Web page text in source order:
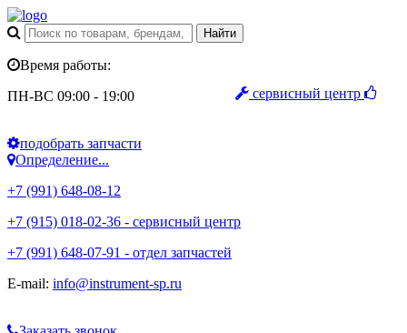
сервисный центр
Время работы:
ПН-ВС 09:00 - 19:00
подобрать запчасти
Определение...
+7 (991) 648-08-12
+7 (915) 018-02-36 - сервисный центр
+7 (991) 648-07-91 - отдел запчастей
E-mail: info@instrument-sp.ru